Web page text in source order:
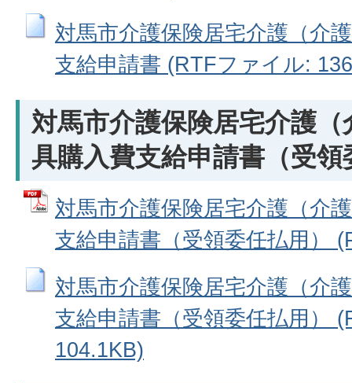
対馬市介護保険居宅介護（介
支給申請書 (RTFファイル:
対馬市介護保険居宅介護
具購入費支給申請書（受領
対馬市介護保険居宅介護（介
支給申請書（受領委任払用）
対馬市介護保険居宅介護（介
支給申請書（受領委任払用）
104.1KB)